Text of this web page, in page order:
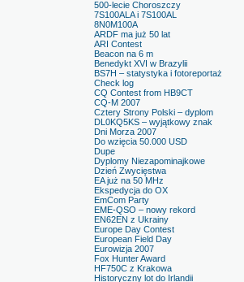
500-lecie Choroszczy
7S100ALA i 7S100AL
8N0M100A
ARDF ma już 50 lat
ARI Contest
Beacon na 6 m
Benedykt XVI w Brazylii
BS7H – statystyka i fotoreportaż
Check log
CQ Contest from HB9CT
CQ-M 2007
Cztery Strony Polski – dyplom
DL0KQ5KS – wyjątkowy znak
Dni Morza 2007
Do wzięcia 50.000 USD
Dupe
Dyplomy Niezapominajkowe
Dzień Zwycięstwa
EA już na 50 MHz
Ekspedycja do OX
EmCom Party
EME-QSO – nowy rekord
EN62EN z Ukrainy
Europe Day Contest
European Field Day
Eurowizja 2007
Fox Hunter Award
HF750C z Krakowa
Historyczny lot do Irlandii